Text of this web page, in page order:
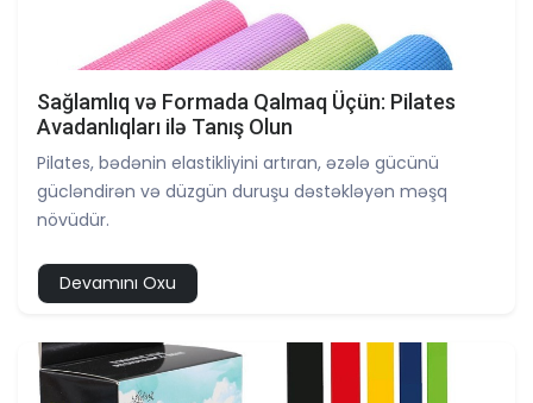
Sağlamlıq və Formada Qalmaq Üçün: Pilates
Avadanlıqları ilə Tanış Olun
Pilates, bədənin elastikliyini artıran, əzələ gücünü
gücləndirən və düzgün duruşu dəstəkləyən məşq
növüdür.
Devamını Oxu